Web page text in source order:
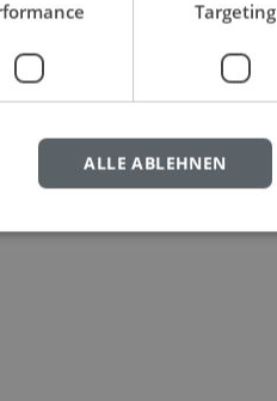
Targeting
ALLE ABLEHNEN